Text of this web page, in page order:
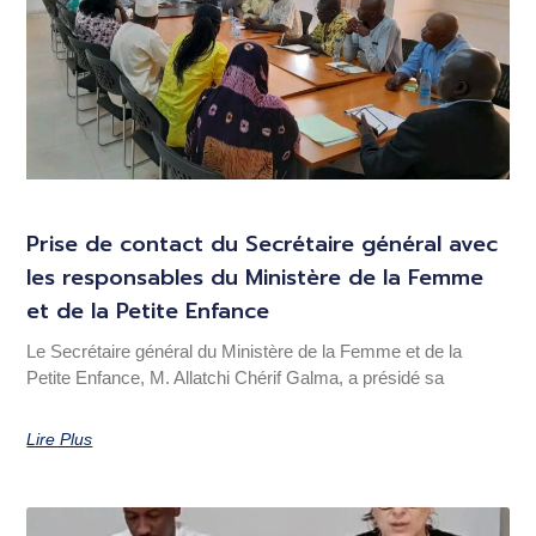
Prise de contact du Secrétaire général avec
les responsables du Ministère de la Femme
et de la Petite Enfance
Le Secrétaire général du Ministère de la Femme et de la
Petite Enfance, M. Allatchi Chérif Galma, a présidé sa
Lire Plus